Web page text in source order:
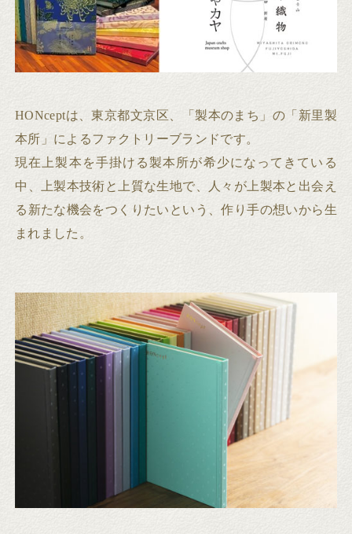
HONceptは、東京都文京区、「製本のまち」の「新里製
本所」によるファクトリーブランドです。
現在上製本を手掛ける製本所が希少になってきている
中、上製本技術と上質な生地で、人々が上製本と出会え
る新たな機会をつくりたいという、作り手の想いから生
まれました。